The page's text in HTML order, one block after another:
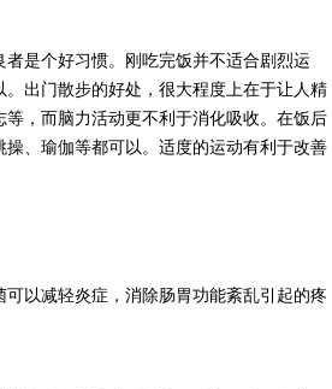
是个好习惯。刚吃完饭并不适合剧烈运
出门散步的好处，很大程度上在于让人精
，而脑力活动更不利于消化吸收。在饭后
、瑜伽等都可以。适度的运动有利于改善
以减轻炎症，消除肠胃功能紊乱引起的疼